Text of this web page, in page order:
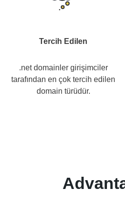
Tercih Edilen
.net domainler girişimciler
tarafından en çok tercih edilen
domain türüdür.